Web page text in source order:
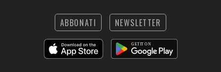
ABBONATI NEWSLETTER